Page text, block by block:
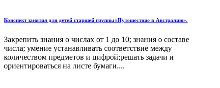
Конспект занятия для детей старшей группы«Путешествие в Австралию».
Закрепить знания о числах от 1 до 10; знания о составе
числа; умение устанавливать соответствие между
количеством предметов и цифрой;решать задачи и
ориентироваться на листе бумаги....